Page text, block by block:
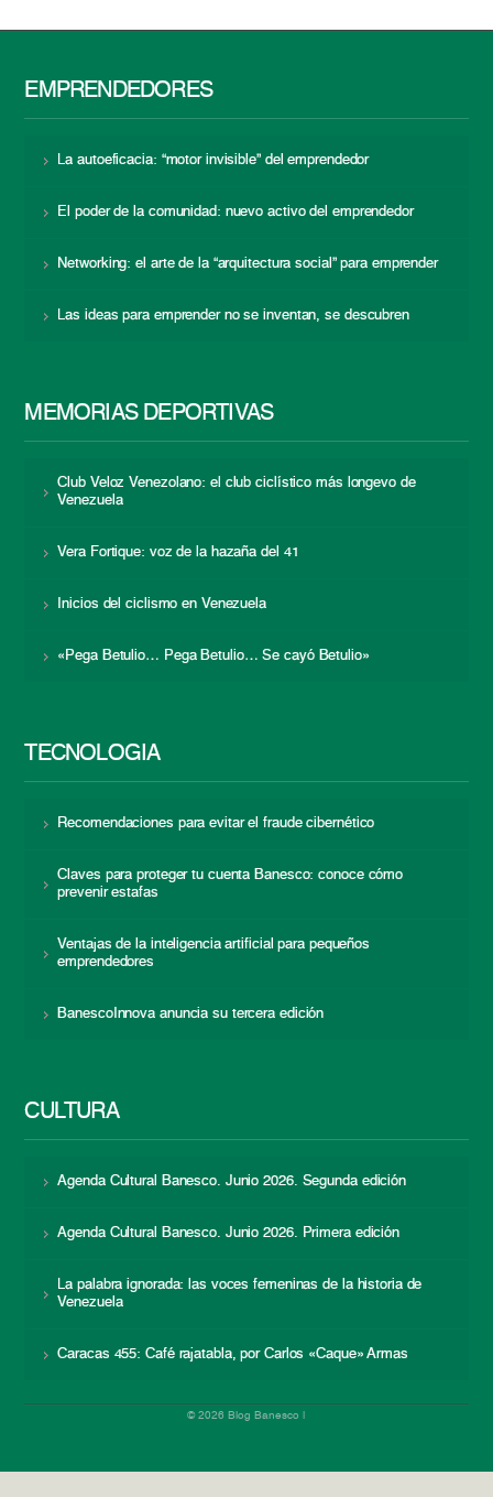
EMPRENDEDORES
La autoeficacia: “motor invisible” del emprendedor
El poder de la comunidad: nuevo activo del emprendedor
Networking: el arte de la “arquitectura social” para emprender
Las ideas para emprender no se inventan, se descubren
MEMORIAS DEPORTIVAS
Club Veloz Venezolano: el club ciclístico más longevo de
Venezuela
Vera Fortique: voz de la hazaña del 41
Inicios del ciclismo en Venezuela
«Pega Betulio… Pega Betulio… Se cayó Betulio»
TECNOLOGÍA
Recomendaciones para evitar el fraude cibernético
Claves para proteger tu cuenta Banesco: conoce cómo
prevenir estafas
Ventajas de la inteligencia artificial para pequeños
emprendedores
BanescoInnova anuncia su tercera edición
CULTURA
Agenda Cultural Banesco. Junio 2026. Segunda edición
Agenda Cultural Banesco. Junio 2026. Primera edición
La palabra ignorada: las voces femeninas de la historia de
Venezuela
Caracas 455: Café rajatabla, por Carlos «Caque» Armas
© 2026 Blog Banesco |